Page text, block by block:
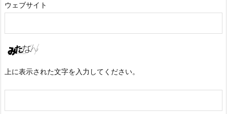
ウェブサイト
上に表示された文字を入力してください。